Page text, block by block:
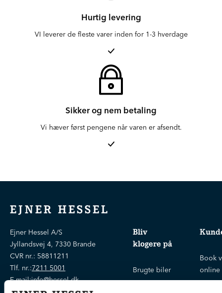
Hurtig levering
VI leverer de fleste varer inden for 1-3 hverdage
Sikker og nem betaling
Vi hæver først pengene når varen er afsendt.
EJNER HESSEL
Ejner Hessel A/S
Jyllandsvej 4, 7330 Brande
CVR nr.: 58811211
Tlf. nr.:7211 5001
E-mail:info@hessel.dk
Bliv
klogere på
Brugte biler
Book
online